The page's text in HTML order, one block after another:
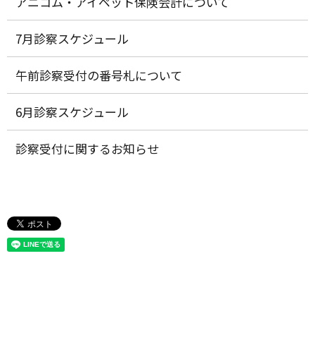
7月診察スケジュール
午前診察受付の番号札について
6月診察スケジュール
診察受付に関するお知らせ